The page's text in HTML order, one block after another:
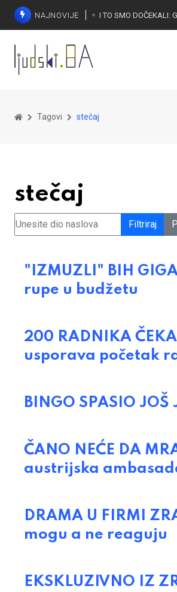
NAJNOVIJE
Tagovi stečaj
stečaj
Unesite dio naslova Filtriraj
"IZMUZLI" BIH
rupe u budžetu
200 RADNIKA
usporava početak
BINGO SPASIO
ČANO NEĆE DA
austrijska
DRAMA U FIRMI
mogu a ne reaguju
EKSKLUZIVNO IZ